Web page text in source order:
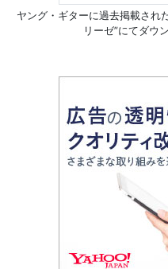
ヤング・ギターに過去掲載され
リーゼ”にてダウ